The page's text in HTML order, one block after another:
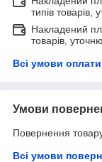
типів
Накладений
товарів,
Всі умови оплати
Умови
Повернення
Всі умови